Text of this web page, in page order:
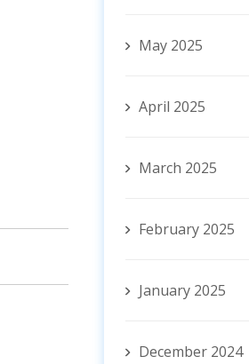
May 2025
April 2025
March 2025
February 2025
January 2025
December 2024